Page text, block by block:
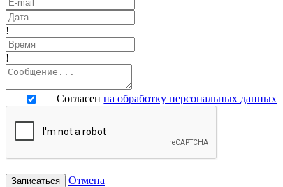
!
!
Согласенна обработку персональных данных
Записаться Отмена